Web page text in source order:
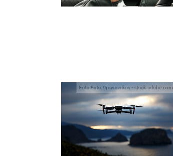
Foto:Foto: 9parusnikov - stock.adobe.com